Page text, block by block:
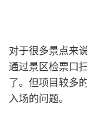
对于很多景点来
通过景区检票口
了。但项目较多
入场的问题。